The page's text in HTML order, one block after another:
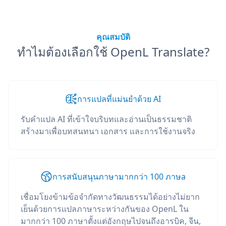
คุณสมบัติ
ทำไมต้องเลือกใช้ OpenL Translate?
การแปลที่แม่นยำด้วย AI
รับคำแปล AI ที่เข้าใจบริบทและอ่านเป็นธรรมชาติ
สร้างมาเพื่อบทสนทนา เอกสาร และการใช้งานจริง
การสนับสนุนภาษามากกว่า 100 ภาษа
เชื่อมโยงข้ามข้อจำกัดทางวัฒนธรรมได้อย่างไม่ยาก
เย็นด้วยการแปลภาษาระหว่างกันของ OpenL ใน
มากกว่า 100 ภาษาตั้งแต่อังกฤษไปจนถึงอารบิค, จีน,